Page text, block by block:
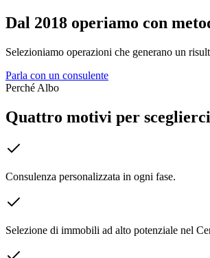
Dal 2018 operiamo con
Selezioniamo operazioni che generano un
Parla con un consulente
Perché Albo
Quattro motivi per
Consulenza personalizzata in ogni fase.
Selezione di immobili ad alto potenziale nel